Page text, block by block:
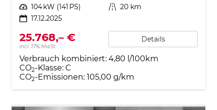
Leistung 104 kW (141 PS) Kilometerstand 20 km
17.12.2025
25.768,– €
incl. 17% MwSt.
Details
Verbrauch kombiniert: 4,80 l/100km
CO2-Klasse: C
CO2-Emissionen: 105,00 g/km